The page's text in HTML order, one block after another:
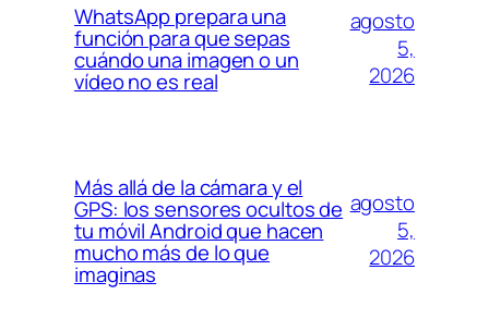
WhatsApp prepara una
función para que sepas
cuándo una imagen o un
vídeo no es real
agosto
5,
2026
Más allá de la cámara y el
GPS: los sensores ocultos de
tu móvil Android que hacen
mucho más de lo que
imaginas
agosto
5,
2026